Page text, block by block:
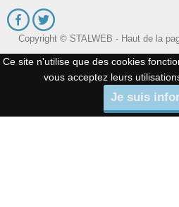
Copyright © STALWEB - Haut de la
Ce site n'utilise que des cookies
vous acceptez leurs